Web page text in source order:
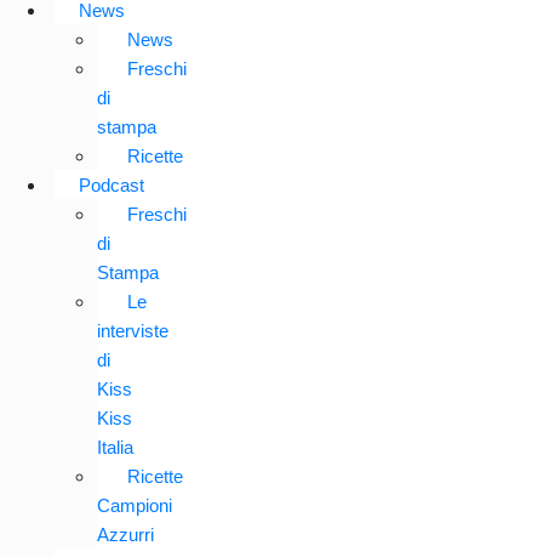
News
News
Freschi
di
stampa
Ricette
Podcast
Freschi
di
Stampa
Le
interviste
di
Kiss
Kiss
Italia
Ricette
Campioni
Azzurri